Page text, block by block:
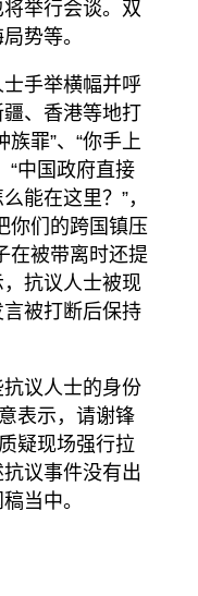
举行会谈。双
势等。
手举横幅并呼
、香港等地打
罪”、“你手上
“中国政府直接
能在这里？”，
你们的跨国镇压
在被带离时还提
抗议人士被现
被打断后保持
议人士的身份
表示，请谢锋
疑现场强行拉
议事件没有出
当中。